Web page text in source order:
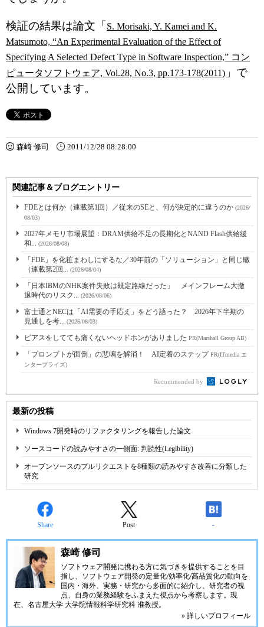
検証の結果は論文「 S. Morisaki, Y. Kamei and K.
Matsumoto, “An Experimental Evaluation of the Effect of
Specifying A Selected Defect Type in Software Inspection,” コン
ピュータソフトウェア, Vol.28, No.3, pp.173-178(2011) 」で
公開しています。
森崎 修司 2011/12/28 08:28:00
関連記事＆ブログエントリー
FDEとは何か（連載第1回）／従来のSEと、何が決定的に違うのか (2026/
08/03)
2027年メモリ市場展望：DRAM供給不足の長期化とNAND Flash供給緩
和... (2026/08/08)
「FDE」を化粧まわしにするな／30年前の「ソリューション」と同じ轍
（連載第2回... (2026/08/04)
「日本IBMのNHK案件失敗は既定路線だった」 メインフレーム大撤
退時代のリスク... (2026/08/06)
富士通とNECは「AI需要の手応え」をどう語った？ 2026年下半期の
見通しを考... (2026/08/03)
ピアスをしてても痛くないヘッドホンがありました PR(Marshall Group AB)
「プロンプトが面倒」の悲鳴を解消！ AI定着のステップPR(ITmedia エ
ンタープライズ)
Recommended by
最新の投稿
Windows 7開発時のリファクタリングを報告した論文
ソースコードの読みやすさの一側面: 判読性(Legibility)
オープンソースのプルリクエストを8種類の読みやすさ改善に分類した
研究
Share Post -
森崎 修司
ソフトウェア開発に携わる方に気づきを提供することを目
指し、ソフトウェア開発の定量化/効率化/高品質化の動向を
国内・海外、実務・研究から多面的に紹介し、研究者の視
点、自身の業務経験をふまえた視点から考察します。現
在、名古屋大学 大学院情報科学研究科 准教授。
» 詳しいプロフィール